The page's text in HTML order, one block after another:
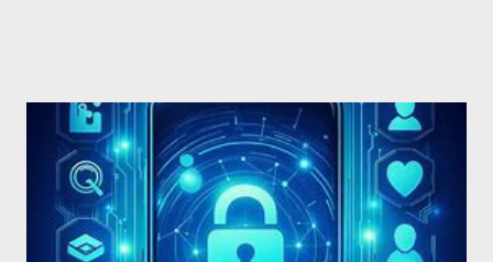
interpreta a sabedoria de maneira única. O aplicativo foi
desenvolvido com respeito à tradição e à crença de Zé Pelintra,
evitando qualquer exploração comercial insensível. Visando ser
uma homenagem à riqueza cultural e espiritual que essa
entidade representa, oferecendo orientações valiosas para